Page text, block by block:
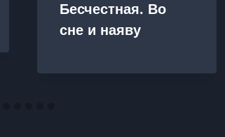
Бесчестная. Во
сне и наяву